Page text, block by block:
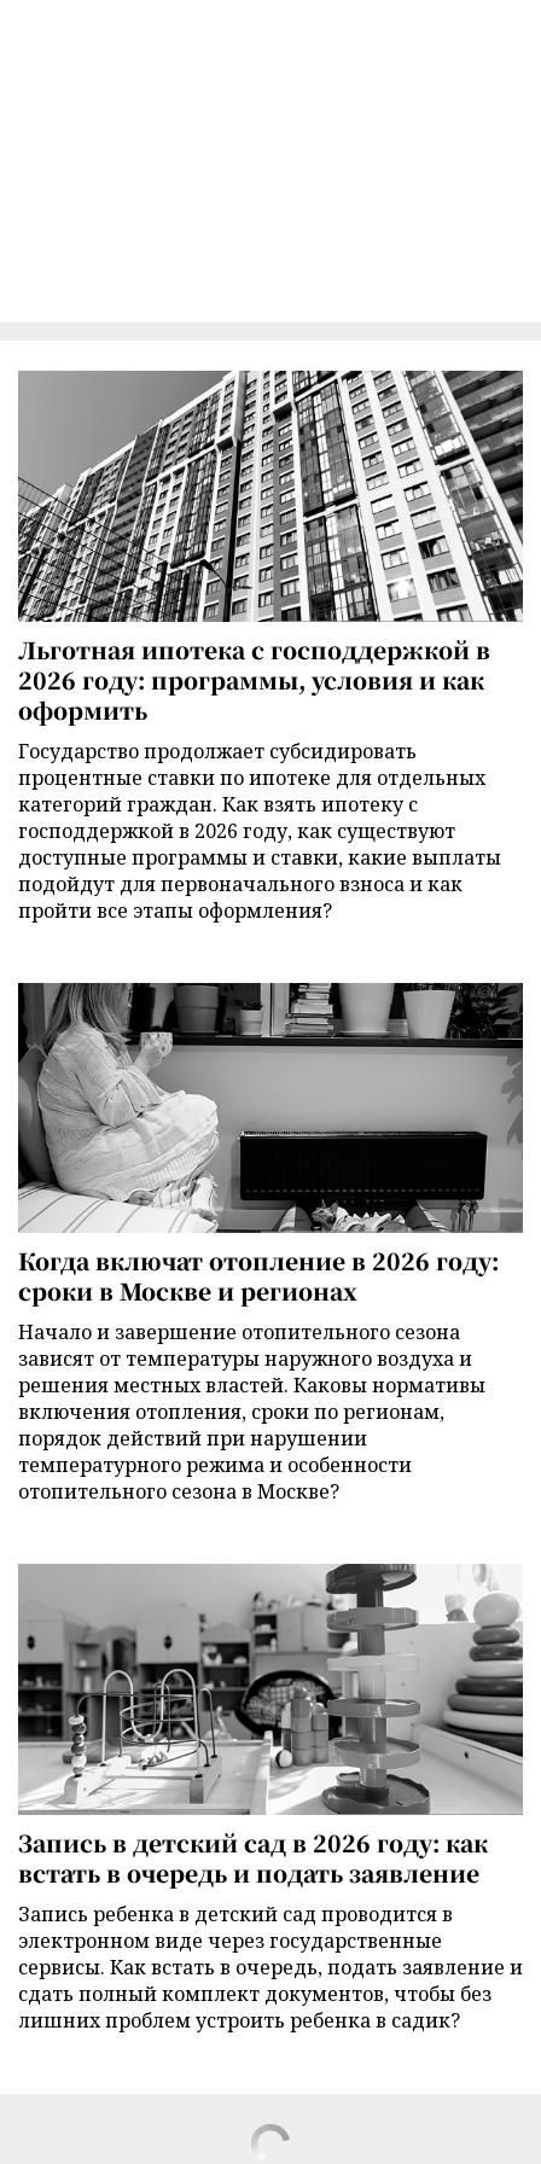
Льготная ипотека с господдержкой в
2026 году: программы, условия и как
оформить
Государство продолжает субсидировать
процентные ставки по ипотеке для отдельных
категорий граждан. Как взять ипотеку с
господдержкой в 2026 году, как существуют
доступные программы и ставки, какие выплаты
подойдут для первоначального взноса и как
пройти все этапы оформления?
Когда включат отопление в 2026 году:
сроки в Москве и регионах
Начало и завершение отопительного сезона
зависят от температуры наружного воздуха и
решения местных властей. Каковы нормативы
включения отопления, сроки по регионам,
порядок действий при нарушении
температурного режима и особенности
отопительного сезона в Москве?
Запись в детский сад в 2026 году: как
встать в очередь и подать заявление
Запись ребенка в детский сад проводится в
электронном виде через государственные
сервисы. Как встать в очередь, подать заявление и
сдать полный комплект документов, чтобы без
лишних проблем устроить ребенка в садик?